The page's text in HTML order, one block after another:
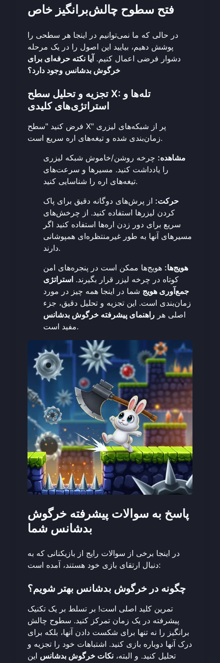
فتح سطوح چالش‌برانگیز خاص
در حالی که ما نمی‌توانیم در اینجا هر سطحی را
پوشش دهیم، بیایید این اصول را در یک مرحله
دشوار فرضی اعمال کنیم. آیا نکته حرفه‌ای برای
خرگوش بدشانس وجود دارد؟
تجزیه و تحلیل سطح X: تله‌ها و
استراتژی‌های کلیدی
فرض کنید "سطح X" پر از شبکه‌های لیزری
زمان‌بندی شده و تیغه‌های اره سریع است.
مشاهده: چرخه روشن/خاموش شبکه لیزری
را یادداشت کنید. مسیرها و سرعت‌های
تیغه‌های اره را شناسایی کنید.
حرکت: از پرش‌های دوگانه دقیق برای پاک
کردن لیزرها استفاده کنید. از چرخش‌های
سریع برای دور زدن اره‌ها استفاده کنید اگر
مسیرهای آنها به طور غیرمنتظره‌ای همپوشانی
دارند.
هویج‌ها: هویج‌ها ممکن است در پنجره‌های امن
کوتاه در چرخه لیزر قرار بگیرند. استراتژی
جمع‌آوری هویج شما در اینجا همه چیز در مورد
زمان‌بندی است. این تجزیه و تحلیل دقیق، جزء
اصلی هر راهنمای پیشرفته خرگوش بدشانس
مفید است.
پاسخ به سوالات پیشرفته خرگوش
بدشانس شما
در اینجا برخی از سوالات رایج از بازیکنانی که به
دنبال ارتقای بازی خود هستند، آمده است:
چگونه در خرگوش بدشانس بهتر شویم؟
تمرین کلید اصلی است! بر تسلط بر یک تکنیک
پیشرفته در یک زمان تمرکز کنید. سطوح چالش
برانگیز را نه تنها برای شکست دادن آنها، بلکه برای
درک آنها دوباره بازی کنید. اشتباهات خود را تجزیه و
تحلیل کنید. و البته، نکات خرگوش بدشانس این